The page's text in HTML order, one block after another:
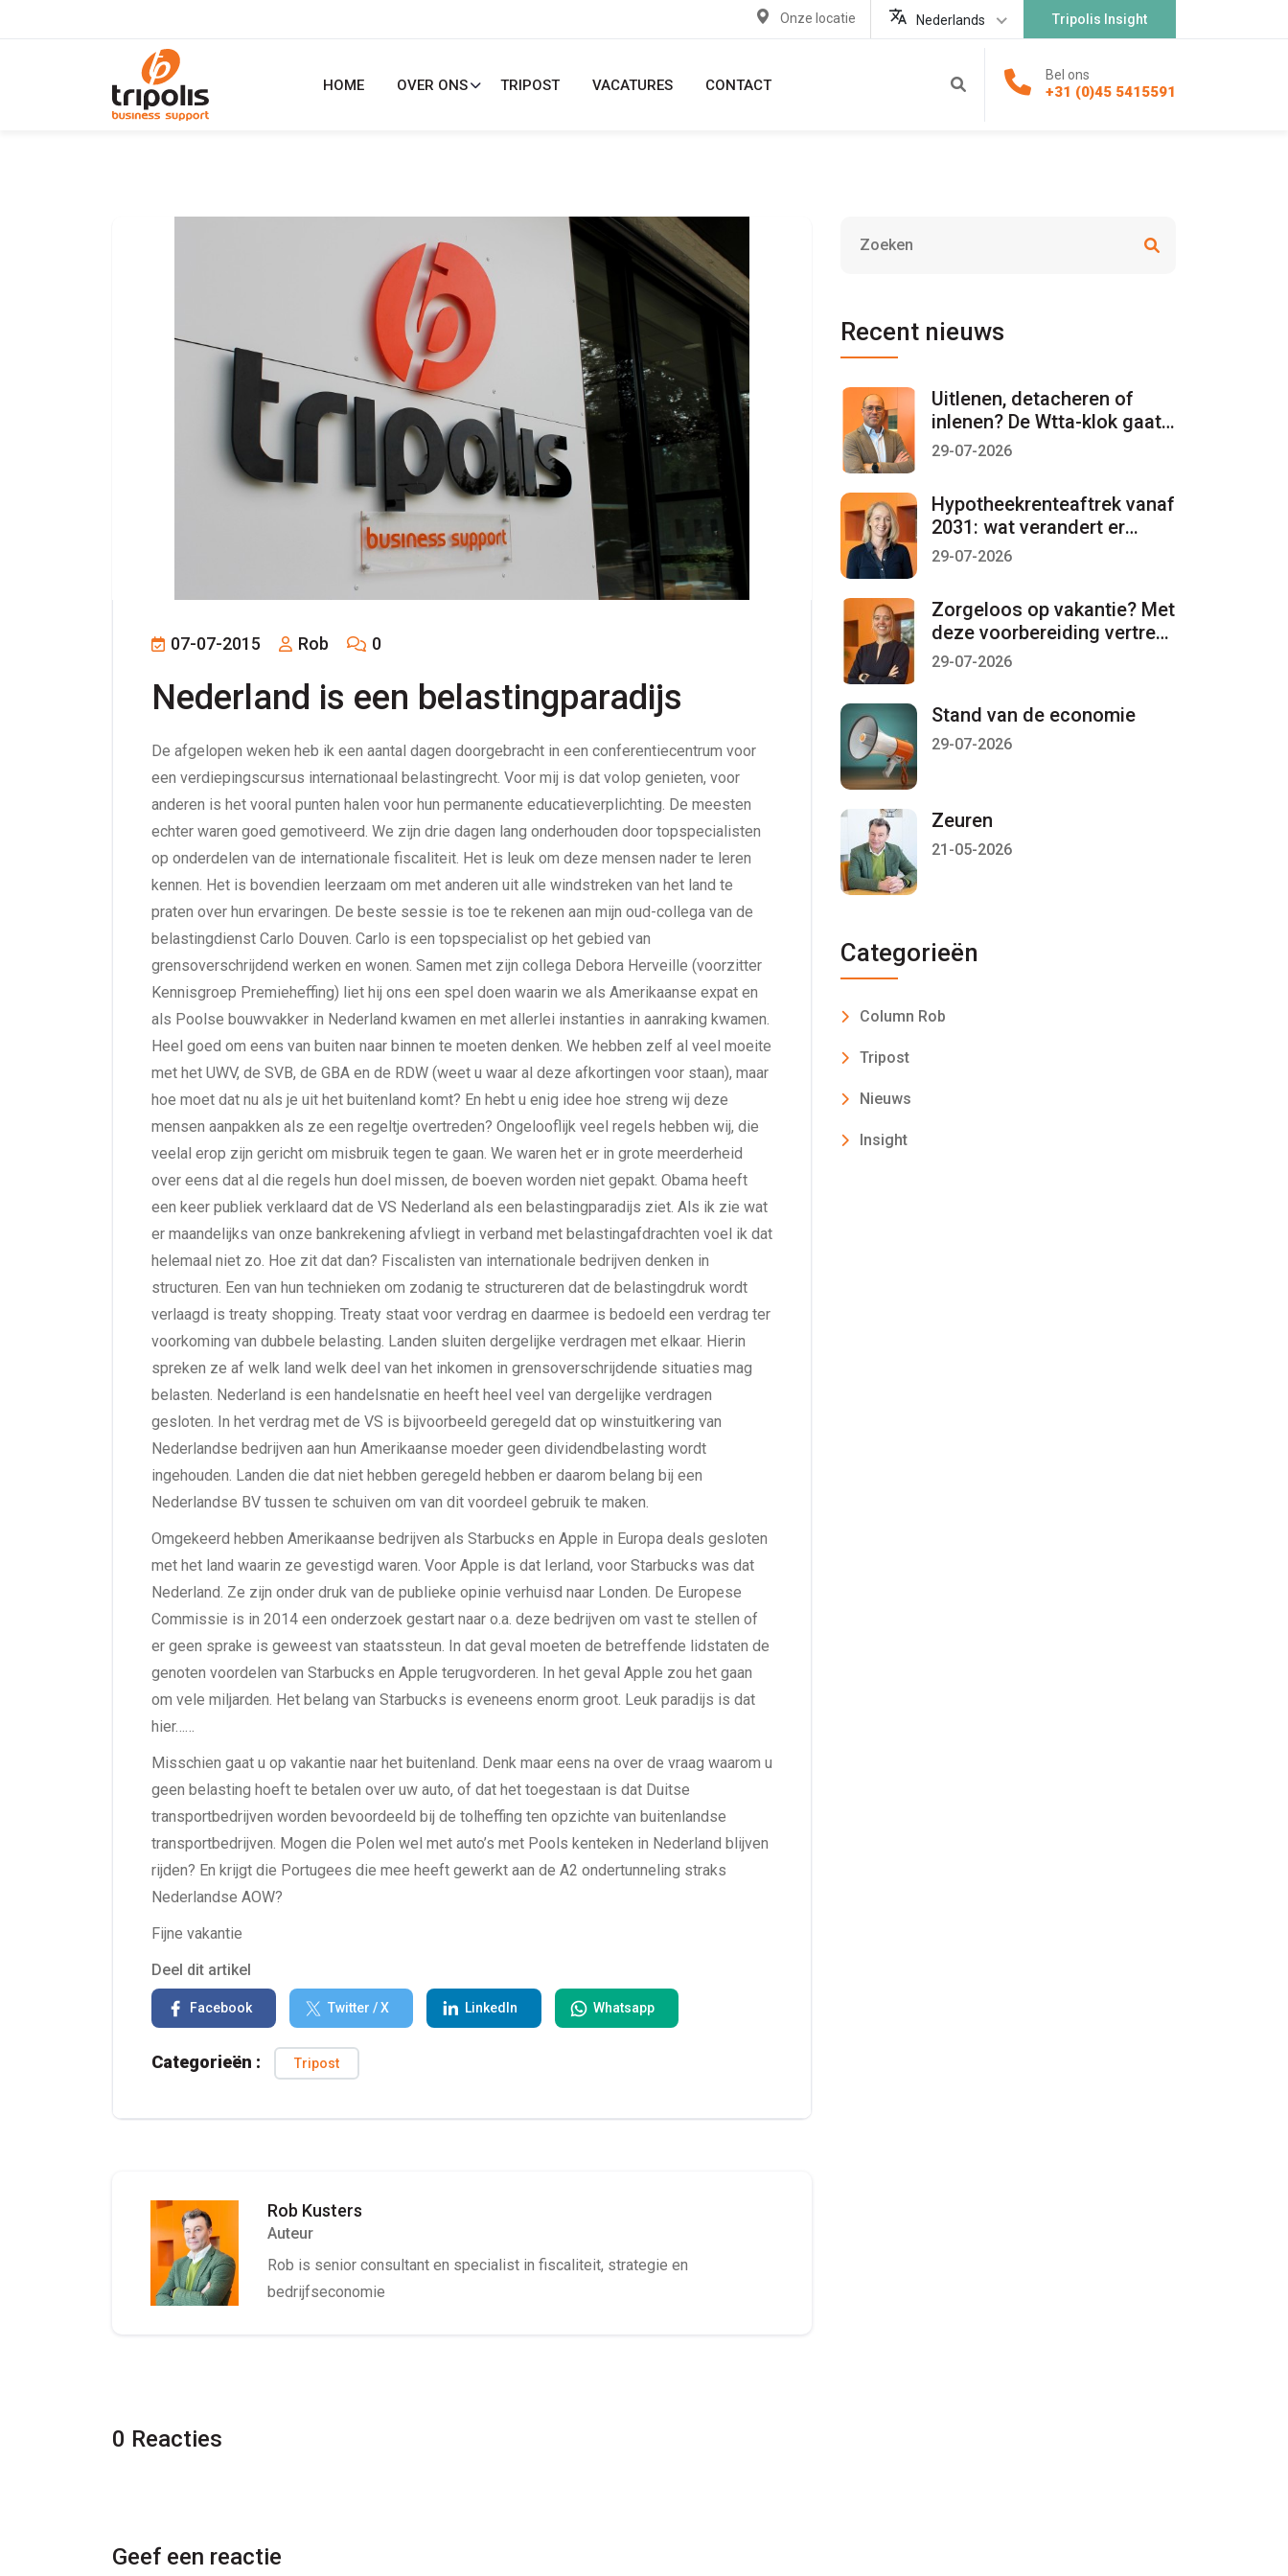
Tripolis Insight
Nederlands
Onze locatie
HOME OVER ONS TRIPOST VACATURES CONTACT
Bel ons
+31 (0)45 5415591
07-07-2015 Rob 0
Nederland is een belastingparadijs
De afgelopen weken heb ik een aantal dagen doorgebracht in een conferentiecentrum voor
een verdiepingscursus internationaal belastingrecht. Voor mij is dat volop genieten, voor
anderen is het vooral punten halen voor hun permanente educatieverplichting. De meesten
echter waren goed gemotiveerd. We zijn drie dagen lang onderhouden door topspecialisten
op onderdelen van de internationale fiscaliteit. Het is leuk om deze mensen nader te leren
kennen. Het is bovendien leerzaam om met anderen uit alle windstreken van het land te
praten over hun ervaringen. De beste sessie is toe te rekenen aan mijn oud-collega van de
belastingdienst Carlo Douven. Carlo is een topspecialist op het gebied van
grensoverschrijdend werken en wonen. Samen met zijn collega Debora Herveille (voorzitter
Kennisgroep Premieheffing) liet hij ons een spel doen waarin we als Amerikaanse expat en
als Poolse bouwvakker in Nederland kwamen en met allerlei instanties in aanraking kwamen.
Heel goed om eens van buiten naar binnen te moeten denken. We hebben zelf al veel moeite
met het UWV, de SVB, de GBA en de RDW (weet u waar al deze afkortingen voor staan), maar
hoe moet dat nu als je uit het buitenland komt? En hebt u enig idee hoe streng wij deze
mensen aanpakken als ze een regeltje overtreden? Ongelooflijk veel regels hebben wij, die
veelal erop zijn gericht om misbruik tegen te gaan. We waren het er in grote meerderheid
over eens dat al die regels hun doel missen, de boeven worden niet gepakt. Obama heeft
een keer publiek verklaard dat de VS Nederland als een belastingparadijs ziet. Als ik zie wat
er maandelijks van onze bankrekening afvliegt in verband met belastingafdrachten voel ik dat
helemaal niet zo. Hoe zit dat dan? Fiscalisten van internationale bedrijven denken in
structuren. Een van hun technieken om zodanig te structureren dat de belastingdruk wordt
verlaagd is treaty shopping. Treaty staat voor verdrag en daarmee is bedoeld een verdrag ter
voorkoming van dubbele belasting. Landen sluiten dergelijke verdragen met elkaar. Hierin
spreken ze af welk land welk deel van het inkomen in grensoverschrijdende situaties mag
belasten. Nederland is een handelsnatie en heeft heel veel van dergelijke verdragen
gesloten. In het verdrag met de VS is bijvoorbeeld geregeld dat op winstuitkering van
Nederlandse bedrijven aan hun Amerikaanse moeder geen dividendbelasting wordt
ingehouden. Landen die dat niet hebben geregeld hebben er daarom belang bij een
Nederlandse BV tussen te schuiven om van dit voordeel gebruik te maken.
Omgekeerd hebben Amerikaanse bedrijven als Starbucks en Apple in Europa deals gesloten
met het land waarin ze gevestigd waren. Voor Apple is dat Ierland, voor Starbucks was dat
Nederland. Ze zijn onder druk van de publieke opinie verhuisd naar Londen. De Europese
Commissie is in 2014 een onderzoek gestart naar o.a. deze bedrijven om vast te stellen of
er geen sprake is geweest van staatssteun. In dat geval moeten de betreffende lidstaten de
genoten voordelen van Starbucks en Apple terugvorderen. In het geval Apple zou het gaan
om vele miljarden. Het belang van Starbucks is eveneens enorm groot. Leuk paradijs is dat
hier……
Misschien gaat u op vakantie naar het buitenland. Denk maar eens na over de vraag waarom u
geen belasting hoeft te betalen over uw auto, of dat het toegestaan is dat Duitse
transportbedrijven worden bevoordeeld bij de tolheffing ten opzichte van buitenlandse
transportbedrijven. Mogen die Polen wel met auto’s met Pools kenteken in Nederland blijven
rijden? En krijgt die Portugees die mee heeft gewerkt aan de A2 ondertunneling straks
Nederlandse AOW?
Fijne vakantie
Deel dit artikel
Facebook Twitter / X LinkedIn Whatsapp
Categorieën : Tripost
Rob Kusters
Auteur
Rob is senior consultant en specialist in fiscaliteit, strategie en
bedrijfseconomie
0 Reacties
Geef een reactie
Recent nieuws
Uitlenen, detacheren of
inlenen? De Wtta-klok gaat
per 1 januari 2027 lopen
29-07-2026
Hypotheekrenteaftrek vanaf
2031: wat verandert er
mogelijk?
29-07-2026
Zorgeloos op vakantie? Met
deze voorbereiding vertrekt
u met een gerust gevoel
29-07-2026
Stand van de economie
29-07-2026
Zeuren
21-05-2026
Categorieën
Column Rob
Tripost
Nieuws
Insight